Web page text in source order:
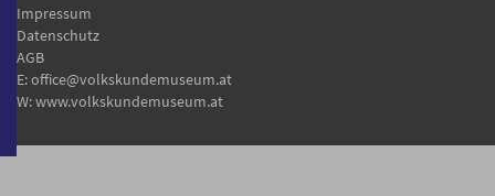
Impressum
Datenschutz
AGB
E:office@volkskundemuseum.at
W:www.volkskundemuseum.at